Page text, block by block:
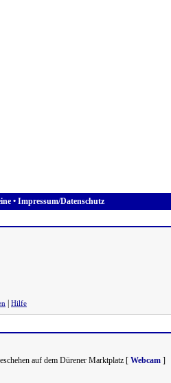
• Impressum/Datenschutz
Hilfe
auf dem Dürener Marktplatz [ Webcam ]